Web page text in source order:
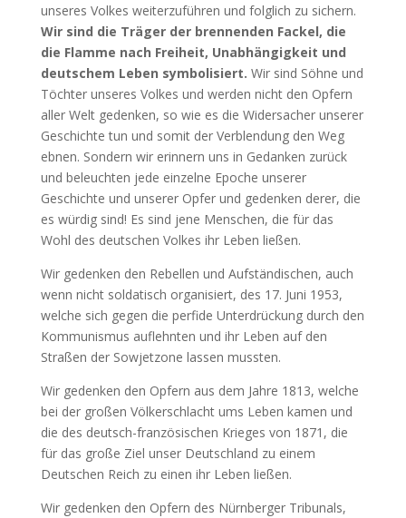
unseres Volkes weiterzuführen und folglich zu sichern.
Wir sind die Träger der brennenden Fackel, die
die Flamme nach Freiheit, Unabhängigkeit und
deutschem Leben symbolisiert. Wir sind Söhne und
Töchter unseres Volkes und werden nicht den Opfern
aller Welt gedenken, so wie es die Widersacher unserer
Geschichte tun und somit der Verblendung den Weg
ebnen. Sondern wir erinnern uns in Gedanken zurück
und beleuchten jede einzelne Epoche unserer
Geschichte und unserer Opfer und gedenken derer, die
es würdig sind! Es sind jene Menschen, die für das
Wohl des deutschen Volkes ihr Leben ließen.
Wir gedenken den Rebellen und Aufständischen, auch
wenn nicht soldatisch organisiert, des 17. Juni 1953,
welche sich gegen die perfide Unterdrückung durch den
Kommunismus auflehnten und ihr Leben auf den
Straßen der Sowjetzone lassen mussten.
Wir gedenken den Opfern aus dem Jahre 1813, welche
bei der großen Völkerschlacht ums Leben kamen und
die des deutsch-französischen Krieges von 1871, die
für das große Ziel unser Deutschland zu einem
Deutschen Reich zu einen ihr Leben ließen.
Wir gedenken den Opfern des Nürnberger Tribunals,